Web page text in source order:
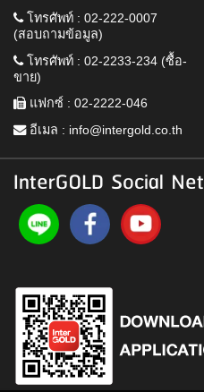
โทรศัพท์ : 02-222-0007
(สอบถามข้อมูล)
โทรศัพท์ : 02-2233-234 (ซื้อ-
ขาย)
แฟกซ์ : 02-2222-046
อีเมล : info@intergold.co.th
InterGOLD Social